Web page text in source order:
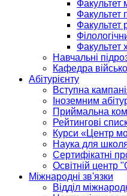
Факультет
Факультет
Факультет
Факультет
Навчальні
Кафедра
Абітурієнту
Вступна
Іноземним
Приймальна
Рейтингові
Курси «Центр
Наука для
Сертифікатні
Освітній центр
Міжнародні зв'язки
Відділ